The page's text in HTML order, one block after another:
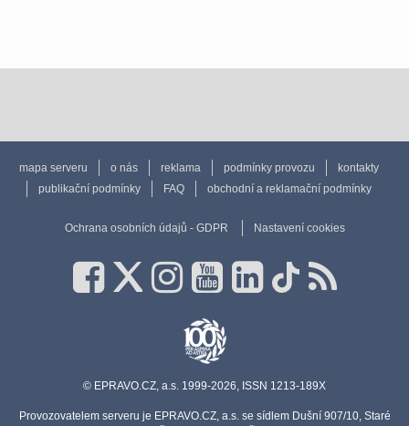
mapa serveru o nás reklama podmínky provozu
kontakty
publikační podmínky
FAQ obchodní a reklamační podmínky
Ochrana osobních údajů - GDPR Nastavení cookies
© EPRAVO.CZ, a.s. 1999-2026, ISSN 1213-189X
Provozovatelem serveru je EPRAVO.CZ, a.s. se sídlem Dušní 907/10, Staré